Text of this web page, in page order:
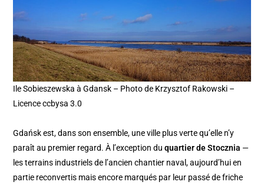
Ile Sobieszewska à Gdansk – Photo de Krzysztof Rakowski –
Licence ccbysa 3.0
Gdańsk est, dans son ensemble, une ville plus verte qu’elle n’y
paraît au premier regard. À l’exception duquartier de Stocznia —
les terrains industriels de l’ancien chantier naval, aujourd’hui en
partie reconvertis mais encore marqués par leur passé de friche